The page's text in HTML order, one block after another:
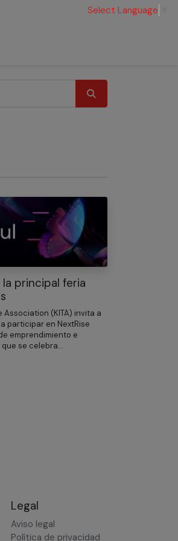
la principal feria
Association (KITA) invita a
participar en NextRise
emprendimiento e
se celebra...
Legal
Aviso legal
Política de privacidad
Select Language